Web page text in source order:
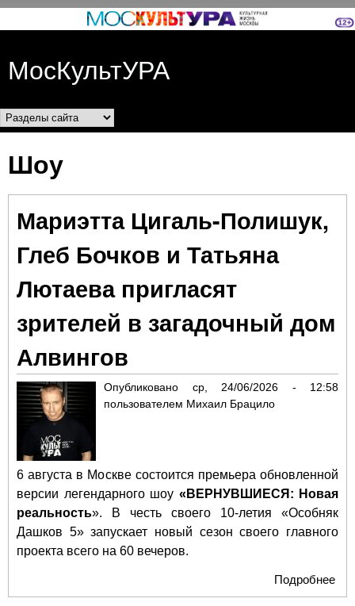
Перейти к основному
МосКультУРА
Разделы сайта
Шоу
Мариэтта Цигаль-Полишук,
Глеб Бочков и Татьяна
Лютаева пригласят
зрителей в загадочный дом
Алвингов
Опубликовано ср, 24/06/2026 - 12:58
пользователем Михаил Брацило
6 августа в Москве состоится премьера обновленной
версии легендарного шоу «ВЕРНУВШИЕСЯ: Новая
реальность». В честь своего 10-летия «Особняк
Дашков 5» запускает новый сезон своего главного
проекта всего на 60 вечеров.
Подробнее